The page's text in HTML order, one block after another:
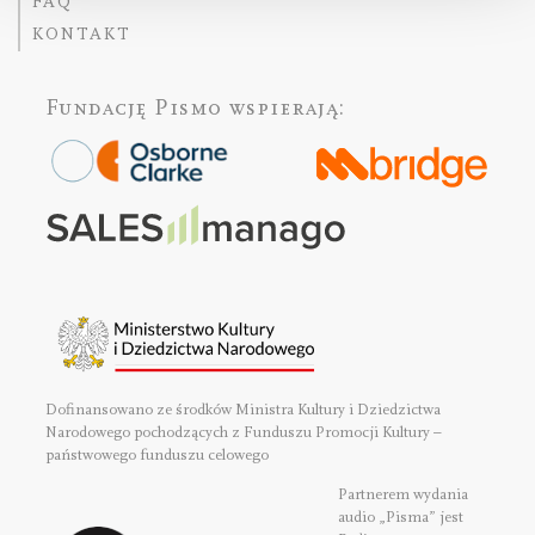
KONTAKT
Fundację Pismo wspierają:
Dofinansowano ze środków Ministra Kultury i Dziedzictwa
Narodowego pochodzących z Funduszu Promocji Kultury –
państwowego funduszu celowego
Partnerem wydania
audio „Pisma” jest